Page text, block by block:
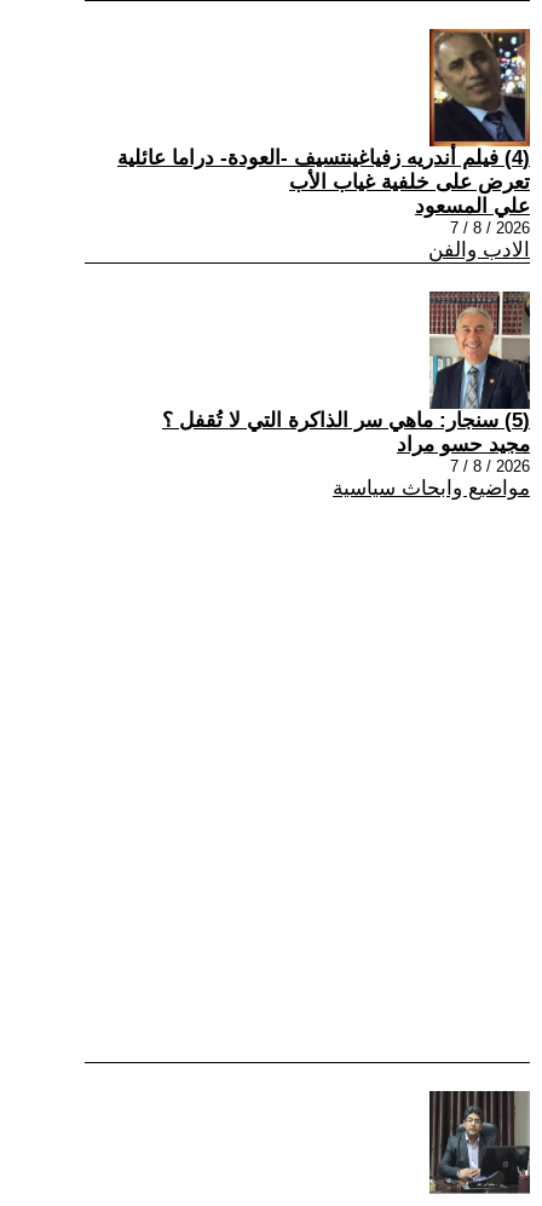
(4) فيلم أندريه زفياغينتسيف -العودة- دراما عائلية
تعرض على خلفية غياب الأب
علي المسعود
2026 / 8 / 7
الادب والفن
(5) سنجار: ماهي سر الذاكرة التي لا تُقفل ؟
مجيد حسو مراد
2026 / 8 / 7
مواضيع وابحاث سياسية